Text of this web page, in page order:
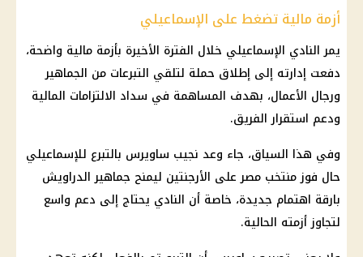
أزمة مالية تضغط على الإسماعيلي
يمر النادي الإسماعيلي خلال الفترة الأخيرة بأزمة مالية واضحة،
دفعت إدارته إلى إطلاق حملة لتلقي التبرعات من الجماهير
ورجال الأعمال، بهدف المساهمة في سداد الالتزامات المالية
ودعم استقرار الفريق.
وفي هذا السياق، جاء وعد نجيب ساويرس بالتبرع للإسماعيلي
حال فوز منتخب مصر على الأرجنتين ليمنح جماهير الدراويش
بارقة اهتمام جديدة، خاصة أن النادي يحتاج إلى دعم واسع
لتجاوز أزمته الحالية.